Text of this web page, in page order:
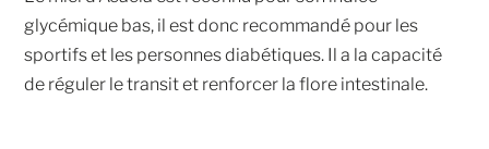
glycémique bas, il est donc recommandé pour les
sportifs et les personnes diabétiques. Il a la capacité
de réguler le transit et renforcer la flore intestinale.